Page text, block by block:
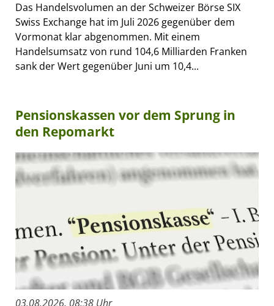
Das Handelsvolumen an der Schweizer Börse SIX
Swiss Exchange hat im Juli 2026 gegenüber dem
Vormonat klar abgenommen. Mit einem
Handelsumsatz von rund 104,6 Milliarden Franken
sank der Wert gegenüber Juni um 10,4...
Pensionskassen vor dem Sprung in
den Repomarkt
03.08.2026, 08:38 Uhr